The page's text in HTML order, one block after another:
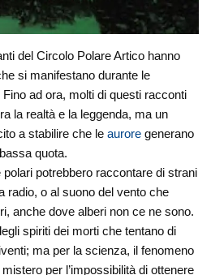
del Circolo Polare Artico hanno
si manifestano durante le
Fino ad ora, molti di questi racconti
la realtà e la leggenda, ma un
a stabilire che leaurore generano
quota.
potrebbero raccontare di strani
radio, o al suono del vento che
anche dove alberi non ce ne sono.
spiriti dei morti che tentano di
ma per la scienza, il fenomeno
per l’impossibilità di ottenere